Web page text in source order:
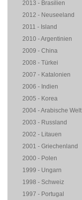
2013 - Brasilien
2012 - Neuseeland
2011 - Island
2010 - Argentinien
2009 - China
2008 - Türkei
2007 - Katalonien
2006 - Indien
2005 - Korea
2004 - Arabische Welt
2003 - Russland
2002 - Litauen
2001 - Griechenland
2000 - Polen
1999 - Ungarn
1998 - Schweiz
1997 - Portugal